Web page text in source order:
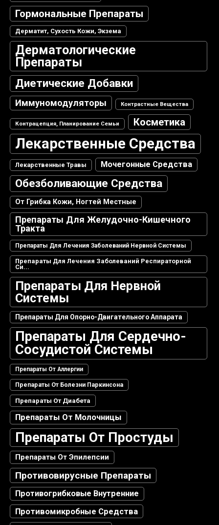
Гормональные Препараты
Дерматит, Сухость Кожи, Экзема
Дерматологические
Препараты
Диетические Добавки
Иммуномодуляторы Контрастные Вещества
Контрацепция, Планирование Семьи Косметика
Лекарственные Средства
Лекарственные Травы Мочегонные Средства
Обезболивающие Средства
От Грибка Кожи, Ногтей Местные
Препараты Для Желудочно-Кишечного
Тракта
Препараты Для Лечения Заболеваний Нервной Системы
Препараты Для Лечения Заболеваний Респираторной
Си...
Препараты Для Нервной
Системы
Препараты Для Опорно-Двигательного Аппарата
Препараты Для Сердечно-
Сосудистой Системы
Препараты От Аллергии
Препараты От Болезни Паркинсона
Препараты От Диабета
Препараты От Молочницы
Препараты От Простуды
Препараты От Эпилепсии
Противовирусные Препараты
Противогрибковые Внутренние
Противомикробные Средства